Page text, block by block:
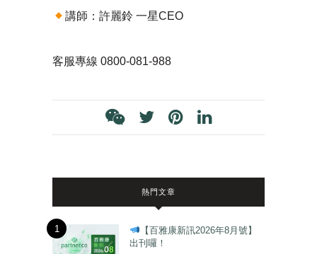
講師：許麗鈴 一星CEO
客服專線 0800-081-988
熱門文章
1
【百雅康新訊2026年8月號】
出刊囉！